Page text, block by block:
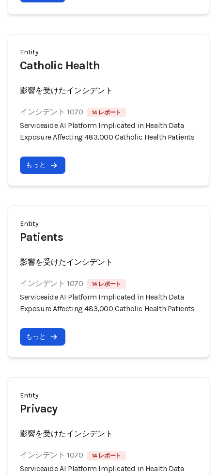
Entity
Catholic Health
影響を受けたインシデント
インシデント 1070 14 レポート
Serviceaide AI Platform Implicated in Health Data
Exposure Affecting 483,000 Catholic Health Patients
もっと
Entity
Patients
影響を受けたインシデント
インシデント 1070 14 レポート
Serviceaide AI Platform Implicated in Health Data
Exposure Affecting 483,000 Catholic Health Patients
もっと
Entity
Privacy
影響を受けたインシデント
インシデント 1070 14 レポート
Serviceaide AI Platform Implicated in Health Data